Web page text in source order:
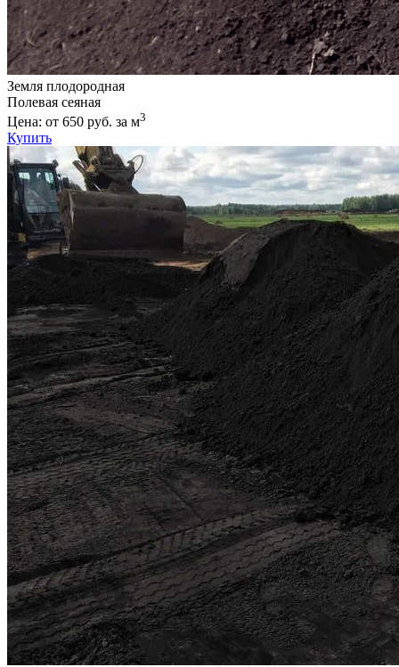
Земля плодородная
Полевая сеяная
Цена: от 650 руб. за м3
Купить